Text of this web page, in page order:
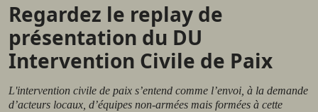
Regardez le replay de
présentation du DU
Intervention Civile de Paix
L'intervention civile de paix s’entend comme l’envoi, à la demande
d’acteurs locaux, d’équipes non-armées mais formées à cette